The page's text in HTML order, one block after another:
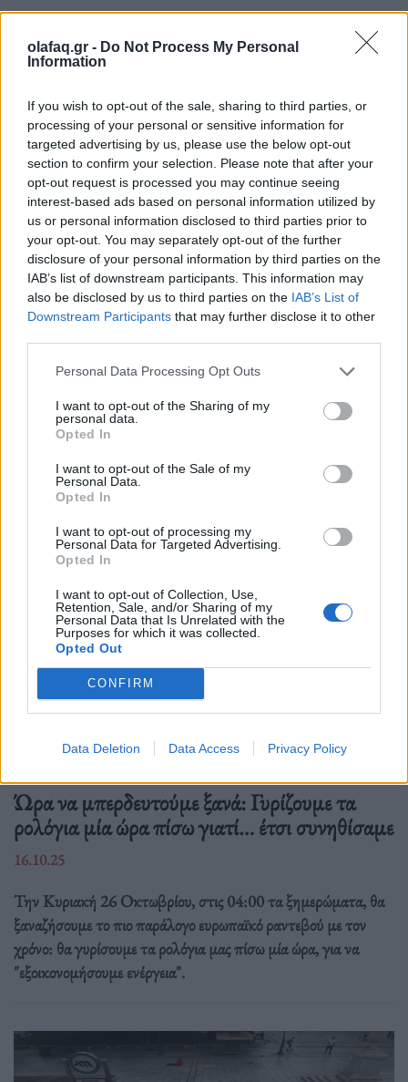
olafaq.gr - Do Not Process My Personal
Information
If you wish to opt-out of the sale, sharing to third parties, or
processing of your personal or sensitive information for
targeted advertising by us, please use the below opt-out
section to confirm your selection. Please note that after your
opt-out request is processed you may continue seeing
interest-based ads based on personal information utilized by
us or personal information disclosed to third parties prior to
your opt-out. You may separately opt-out of the further
disclosure of your personal information by third parties on the
IAB’s list of downstream participants. This information may
also be disclosed by us to third parties on the IAB’s List of
Downstream Participants that may further disclose it to other
Personal Data Processing Opt Outs
I want to opt-out of the Sharing of my
personal data.
Opted In
I want to opt-out of the Sale of my
Personal Data.
Opted In
I want to opt-out of processing my
Personal Data for Targeted Advertising.
Opted In
I want to opt-out of Collection, Use,
Retention, Sale, and/or Sharing of my
Personal Data that Is Unrelated with the
Purposes for which it was collected.
Opted Out
CONFIRM
Data Deletion Data Access Privacy Policy
Ακολουθήστε το OLAFAQ
στο Google News
Newsroom
Ετικέτες :Καλαμάτα,Υδατοδρόμιο.
Δείτε επίσης
Ώρα να μπερδευτούμε ξανά: Γυρίζουμε τα
ρολόγια μία ώρα πίσω γιατί… έτσι συνηθίσαμε
16.10.25
Την Κυριακή 26 Οκτωβρίου, στις 04:00 τα ξημερώματα, θα
ξαναζήσουμε το πιο παράλογο ευρωπαϊκό ραντεβού με τον
χρόνο: θα γυρίσουμε τα ρολόγια μας πίσω μία ώρα, για να
"εξοικονομήσουμε ενέργεια".